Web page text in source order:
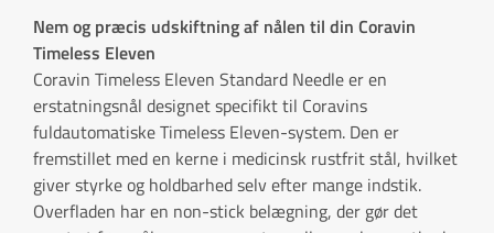
Nem og præcis udskiftning af nålen til din Coravin
Timeless Eleven
Coravin Timeless Eleven Standard Needle er en
erstatningsnål designet specifikt til Coravins
fuldautomatiske Timeless Eleven-system. Den er
fremstillet med en kerne i medicinsk rustfrit stål, hvilket
giver styrke og holdbarhed selv efter mange indstik.
Overfladen har en non-stick belægning, der gør det